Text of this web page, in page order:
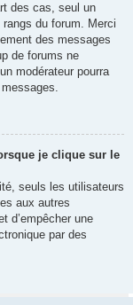
des cas, seul un
du forum. Merci
des messages
de forums ne
modérateur pourra
je clique sur le
seuls les utilisateurs
aux autres
d’empêcher une
par des